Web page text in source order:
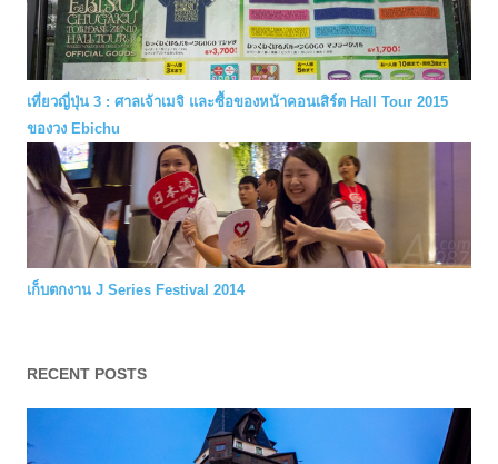
เที่ยวญี่ปุ่น 3 : ศาลเจ้าเมจิ และซื้อของหน้าคอนเสิร์ต Hall Tour 2015
ของวง Ebichu
เก็บตกงาน J Series Festival 2014
RECENT POSTS